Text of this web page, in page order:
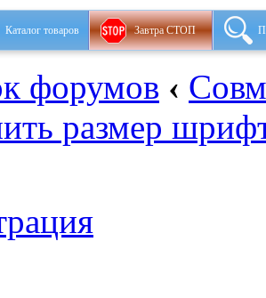
Каталог товаров Завтра СТОП
форумов ‹
размер